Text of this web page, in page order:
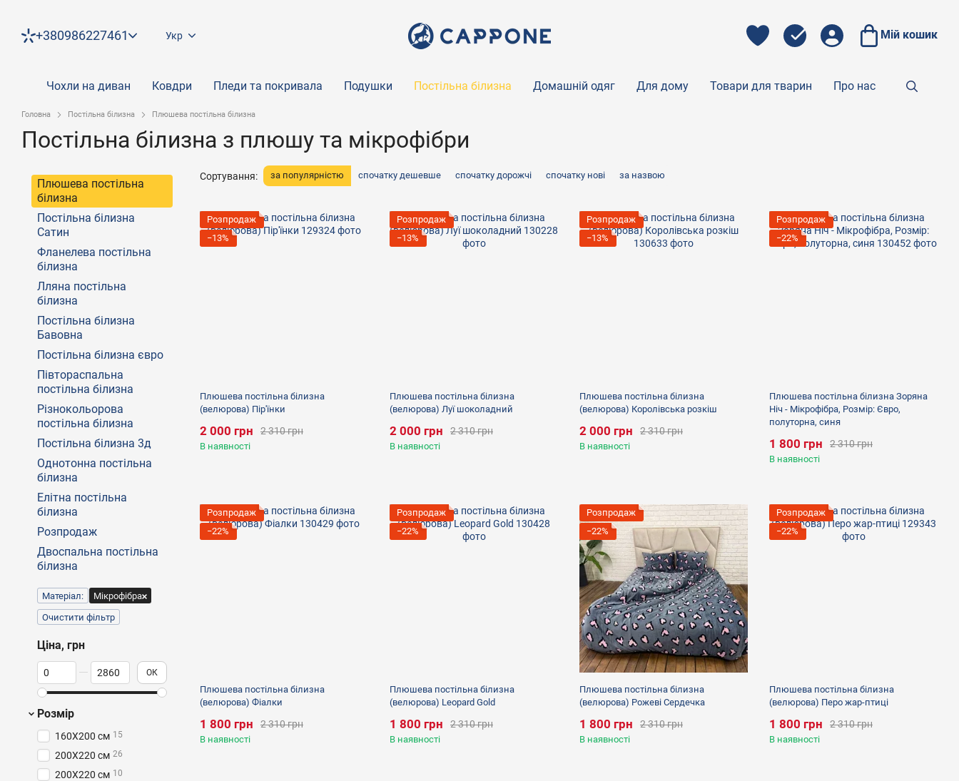
+380986227461 Укр Мій кошик
Чохли на диван Ковдри Пледи та покривала Подушки Постільна білизна Домашній одяг Для дому Товари для тварин Про нас
Головна Постільна білизна Плюшева постільна білизна
Постільна білизна з плюшу та мікрофібри
Сортування: за популярністю спочатку дешевше спочатку дорожчі спочатку нові за назвою
Розпродаж
−13%
Плюшева постільна білизна
(велюрова) Пір'їнки
2 310 грн
2 000 грн
В наявності
Розпродаж
−13%
Плюшева постільна білизна
(велюрова) Луї шоколадний
2 310 грн
2 000 грн
В наявності
Розпродаж
−13%
Плюшева постільна білизна
(велюрова) Королівська розкіш
2 310 грн
2 000 грн
В наявності
Розпродаж
−22%
Плюшева постільна білизна Зоряна
Ніч - Мікрофібра, Розмір: Євро,
полуторна, синя
2 310 грн
1 800 грн
В наявності
Розпродаж
−22%
Плюшева постільна білизна
(велюрова) Фіалки
2 310 грн
1 800 грн
В наявності
Розпродаж
−22%
Плюшева постільна білизна
(велюрова) Leopard Gold
2 310 грн
1 800 грн
В наявності
Розпродаж
−22%
Плюшева постільна білизна
(велюрова) Рожеві Сердечка
2 310 грн
1 800 грн
В наявності
Розпродаж
−22%
Плюшева постільна білизна
(велюрова) Перо жар-птиці
2 310 грн
1 800 грн
В наявності
Плюшева постільна
білизна
Постільна білизна
Сатин
Фланелева постільна
білизна
Лляна постільна
білизна
Постільна білизна
Бавовна
Постільна білизна євро
Півтораспальна
постільна білизна
Різнокольорова
постільна білизна
Постільна білизна 3д
Однотонна постільна
білизна
Елітна постільна
білизна
Розпродаж
Двоспальна постільна
білизна
Матеріал:
Мікрофібра
Очистити фільтр
Ціна, грн
Від Ціна, грн
До Ціна, грн ОК
Розмір
160X200 см 15
200X220 см 26
200Х220 см 10